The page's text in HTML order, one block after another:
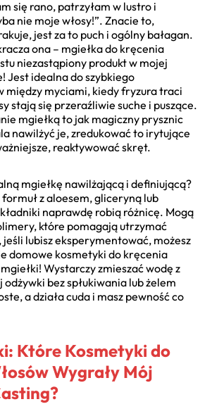
się rano, patrzyłam w lustro i
nie moje włosy!”. Znacie to,
jest za to puch i ogólny bałagan.
ona – mgiełka do kręcenia
niezastąpiony produkt w mojej
Jest idealna do szybkiego
między myciami, kiedy fryzura traci
stają się przeraźliwie suche i puszące.
mgiełką to jak magiczny prysznic
nawilżyć je, zredukować to irytujące
reaktywować skręt.
mgiełkę nawilżającą i definiującą?
formuł z aloesem, gliceryną lub
naprawdę robią różnicę. Mogą
które pomagają utrzymać
jeśli lubisz eksperymentować, możesz
domowe kosmetyki do kręcenia
Wystarczy zmieszać wodę z
bez spłukiwania lub żelem
a działa cuda i masz pewność co
Które Kosmetyki do
Wygrały Mój